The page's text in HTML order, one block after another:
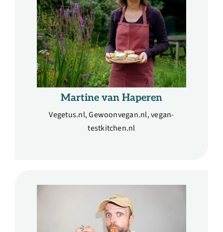
Martine van Haperen
Vegetus.nl, Gewoonvegan.nl, vegan-
testkitchen.nl